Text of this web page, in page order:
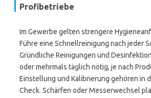
Profibetriebe
Im Gewerbe gelten strengere
Führe eine Schnellreinigung nach jeder
Gründliche Reinigungen und
oder mehrmals täglich nötig, je nach
Einstellung und Kalibrierung gehören in
Check. Schärfen oder Messerwechsel